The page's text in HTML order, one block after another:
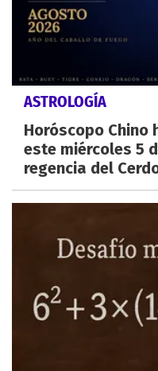
ASTROLOGÍA
Horóscopo Chino
este miércoles 5
regencia del